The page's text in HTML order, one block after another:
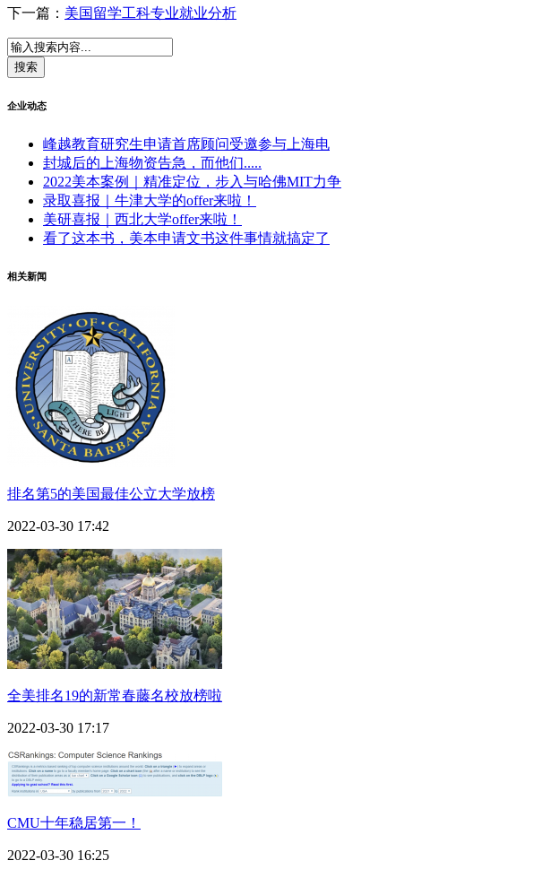
下一篇： 美国留学工科专业就业分析
企业动态
峰越教育研究生申请首席顾问受邀参与上海电
封城后的上海物资告急，而他们.....
2022美本案例｜精准定位，步入与哈佛MIT力争
录取喜报｜牛津大学的offer来啦！
美研喜报｜西北大学offer来啦！
看了这本书，美本申请文书这件事情就搞定了
相关新闻
排名第5的美国最佳公立大学放榜
2022-03-30 17:42
全美排名19的新常春藤名校放榜啦
2022-03-30 17:17
CMU十年稳居第一！
2022-03-30 16:25